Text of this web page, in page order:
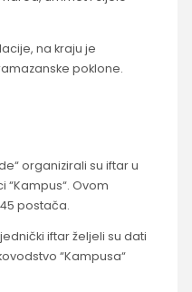
na kraju je
poklone.
organizirali su iftar u
“Kampus“. Ovom
postača.
iftar željeli su dati
“Kampusa“